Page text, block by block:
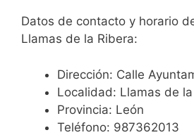
Datos de contacto y horario
Llamas de la Ribera:
Dirección: Calle
Localidad: Llamas de
Provincia: León
Teléfono: 987362013